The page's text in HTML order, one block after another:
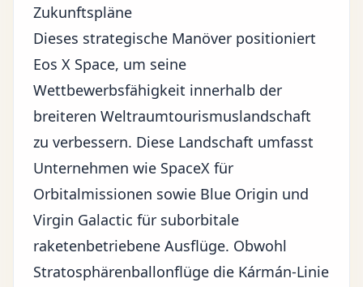
Zukunftspläne
Dieses strategische Manöver positioniert
Eos X Space, um seine
Wettbewerbsfähigkeit innerhalb der
breiteren Weltraumtourismuslandschaft
zu verbessern. Diese Landschaft umfasst
Unternehmen wie SpaceX für
Orbitalmissionen sowie Blue Origin und
Virgin Galactic für suborbitale
raketenbetriebene Ausflüge. Obwohl
Stratosphärenballonflüge die Kármán-Linie